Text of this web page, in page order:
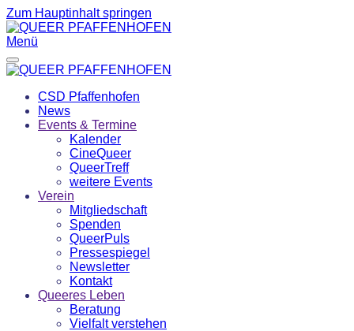
Zum Hauptinhalt springen
Menü
CSD Pfaffenhofen
News
Events & Termine
Kalender
CineQueer
QueerTreff
weitere Events
Verein
Mitgliedschaft
Spenden
QueerPuls
Pressespiegel
Newsletter
Kontakt
Queeres Leben
Beratung
Vielfalt verstehen